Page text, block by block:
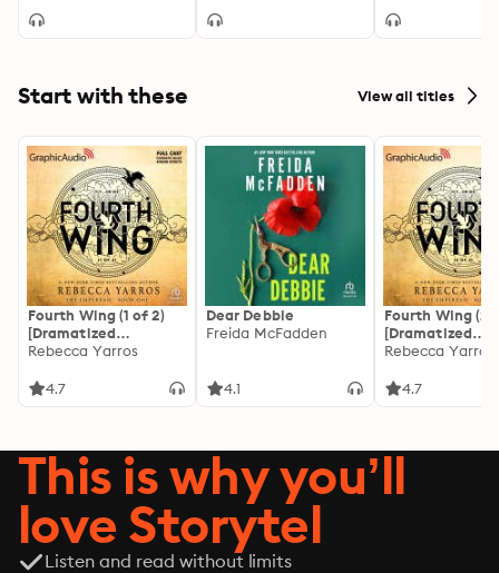
Start with these View all titles
Fourth Wing (1 of 2)
[Dramatized
Adaptation]: The
Rebecca Yarros
4.7
Dear Debbie
Freida McFadden
4.1
Fourth Wing (2
[Dramatized
Adaptation]:
Rebecca Yarros
4.7
This is why you’ll
love Storytel
Listen and read without limits